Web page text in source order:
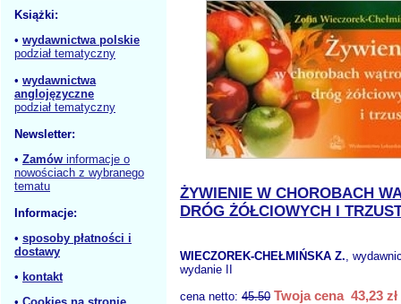
Książki:
• wydawnictwa polskie
podział tematyczny
• wydawnictwa
anglojęzyczne
podział tematyczny
Newsletter:
• Zamów informacje o
nowościach z wybranego
tematu
Informacje:
• sposoby płatności i
dostawy
• kontakt
ŻYWIENIE W CHOROBACH
DRÓG ŻÓŁCIOWYCH I
WIECZOREK-CHEŁMIŃSKA Z.,
wydanie II
cena netto: 45.50 Twoja cena 43,23 zł